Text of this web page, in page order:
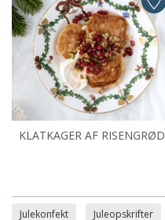
KLATKAGER AF RISENGRØD
Julekonfekt Juleopskrifter